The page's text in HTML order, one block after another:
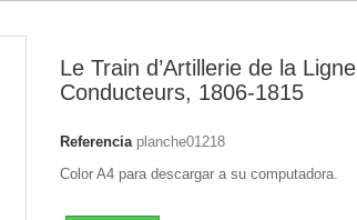
Le Train d’Artillerie de la
Conducteurs, 1806-1815
Referencia planche01218
Color A4 para descargar a su computadora.